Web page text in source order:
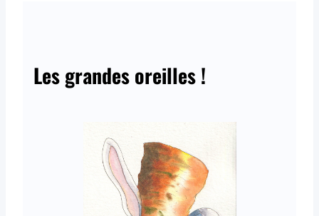
Les grandes oreilles !